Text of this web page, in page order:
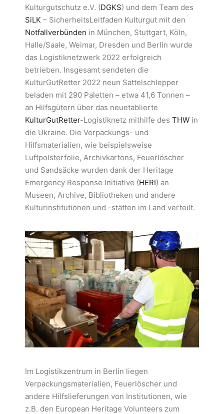
Kulturgutschutz e.V. (DGKS) und dem Team des
SiLK – SicherheitsLeitfaden Kulturgut mit den
Notfallverbünden in München, Stuttgart, Köln,
Halle/Saale, Weimar, Dresden und Berlin wurde
das Logistiknetzwerk 2022 erfolgreich
betrieben. Insgesamt sendeten die
KulturGutRetter 2022 neun Sattelschlepper
beladen mit 290 Paletten – etwa 41,6 Tonnen –
an Hilfsgütern über das neuetablierte
KulturGutRetter-Logistiknetz mithilfe des THW in
die Ukraine. Die Verpackungs- und
Hilfsmaterialien, wie beispielsweise
Luftpolsterfolie, Archivkartons, Feuerlöscher
und Sandsäcke wurden dank der Heritage
Emergency Response Initiative (HERI) an
Museen, Archive, Bibliotheken und andere
Kulturinstitutionen und -stätten im Land verteilt.
Im Logistikzentrum in Berlin liegen
Verpackungsmaterialien, Feuerlöscher und
andere Hilfslieferungen von Institutionen, wie
z.B. den European Heritage Volunteers zum